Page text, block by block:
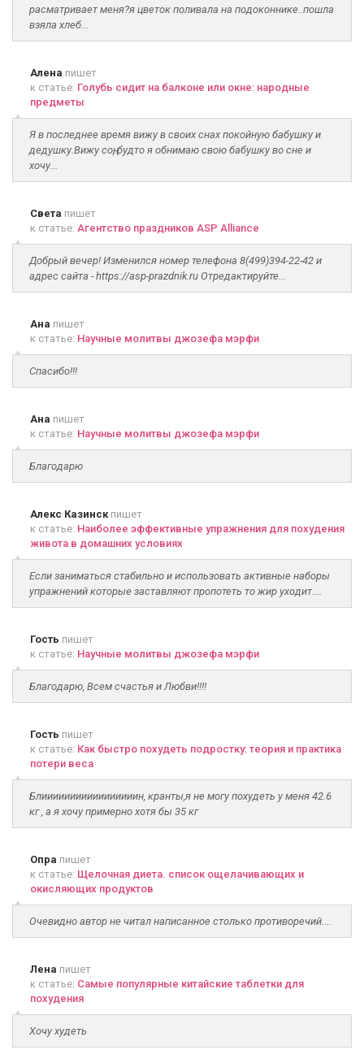
расматривает меня?я цветок поливала на подоконнике..пошла
взяла хлеб...
Алена пишет
к статье: Голубь сидит на балконе или окне: народные
предметы
Я в последнее время вижу в своих снах покойную бабушку и
дедушку.Вижу соң, будто я обнимаю свою бабушку во сне и
хочу...
Света пишет
к статье: Агентство праздников ASP Alliance
Добрый вечер! Изменился номер телефона 8(499)394-22-42 и
адрес сайта - https://asp-prazdnik.ru Отредактируйте...
Ана пишет
к статье: Научные молитвы джозефа мэрфи
Спасибо!!!
Ана пишет
к статье: Научные молитвы джозефа мэрфи
Благодарю
Алекс Казинскпишет
к статье: Наиболее эффективные упражнения для похудения
живота в домашних условиях
Если заниматься стабильно и использовать активные наборы
упражнений которые заставляют пропотеть то жир уходит....
Гость пишет
к статье: Научные молитвы джозефа мэрфи
Благодарю, Всем счастья и Любви!!!!
Гость пишет
к статье: Как быстро похудеть подростку: теория и практика
потери веса
Блииииииииииииииииин, кранты,я не могу похудеть у меня 42.6
кг , а я хочу примерно хотя бы 35 кг
Опра пишет
к статье: Щелочная диета. список ощелачивающих и
окисляющих продуктов
Очевидно автор не читал написанное столько противоречий....
Лена пишет
к статье: Самые популярные китайские таблетки для
похудения
Хочу худеть